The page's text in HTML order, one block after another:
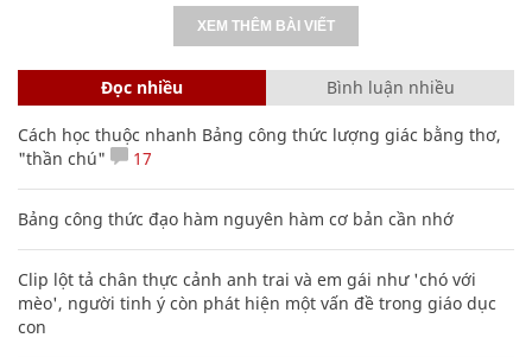
XEM THÊM BÀI VIẾT
Đọc nhiều Bình luận nhiều
Cách học thuộc nhanh Bảng công thức lượng giác bằng thơ,
"thần chú"
17
Bảng công thức đạo hàm nguyên hàm cơ bản cần nhớ
Clip lột tả chân thực cảnh anh trai và em gái như 'chó với
mèo', người tinh ý còn phát hiện một vấn đề trong giáo dục
con